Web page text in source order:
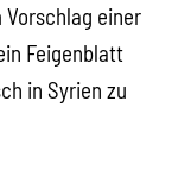
einer
Feigenblatt
in Syrien zu